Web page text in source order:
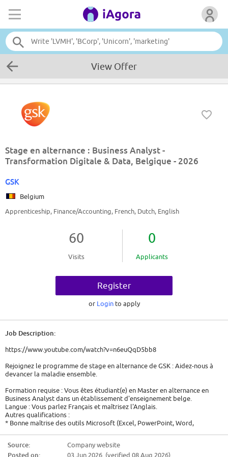
View Offer
Stage en alternance : Business Analyst -
Transformation Digitale & Data, Belgique - 2026
GSK
Belgium
Apprenticeship, Finance/Accounting, French, Dutch, English
60
Visits
0
Applicants
Register
or Login to apply
Job Description:
https://www.youtube.com/watch?v=n6euQqD5bb8
Rejoignez le programme de stage en alternance de GSK : Aidez-nous à
devancer la maladie ensemble.
Formation requise : Vous êtes étudiant(e) en Master en alternance en
Business Analyst dans un établissement d'enseignement belge.
Langue : Vous parlez Français et maîtrisez l'Anglais.
Autres qualifications :
* Bonne maîtrise des outils Microsoft (Excel, PowerPoint, Word,
* Connaissances solides en communication digitale, stratégie de
Source:
Company website
Posted on:
03 Jun 2026 (verified 08 Aug 2026)